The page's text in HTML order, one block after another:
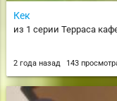
Кек
из 1 серии Терраса
2 года назад 143